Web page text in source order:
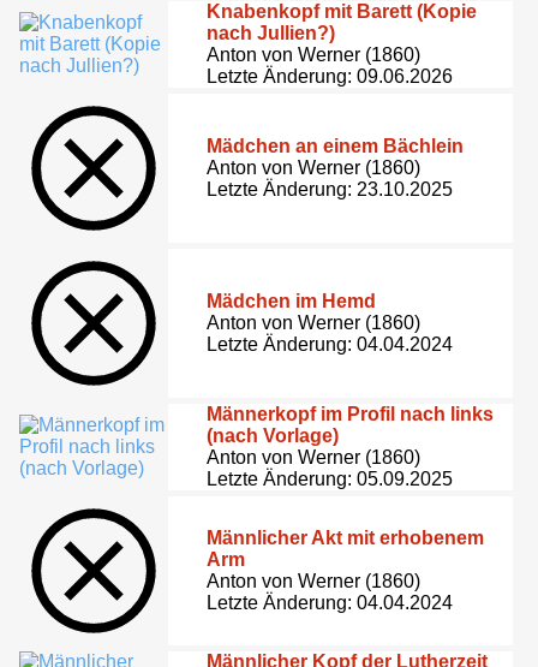
Knabenkopf mit Barett (Kopie
nach Jullien?)
Anton von Werner (1860)
Letzte Änderung: 09.06.2026
Mädchen an einem Bächlein
Anton von Werner (1860)
Letzte Änderung: 23.10.2025
Mädchen im Hemd
Anton von Werner (1860)
Letzte Änderung: 04.04.2024
Männerkopf im Profil nach links
(nach Vorlage)
Anton von Werner (1860)
Letzte Änderung: 05.09.2025
Männlicher Akt mit erhobenem
Arm
Anton von Werner (1860)
Letzte Änderung: 04.04.2024
Männlicher Kopf der Lutherzeit